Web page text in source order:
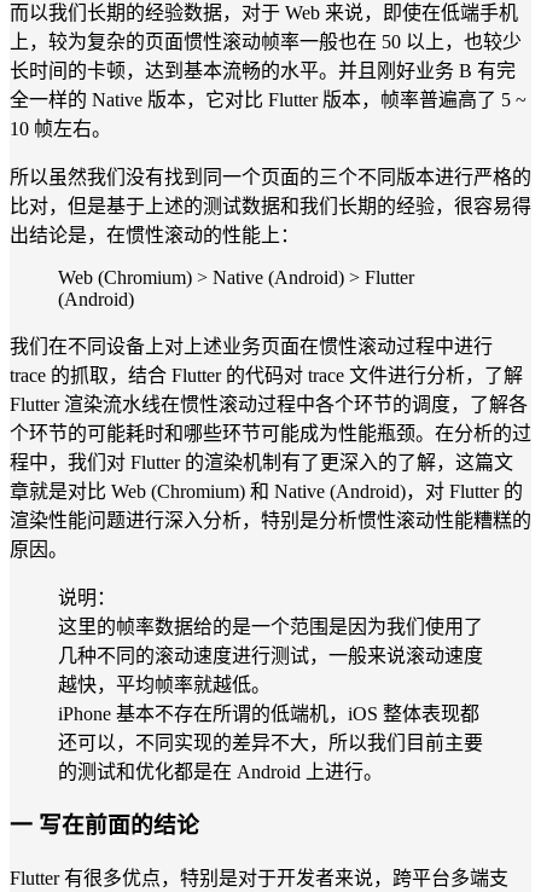
而以我们长期的经验数据，对于 Web 来说，即使在低端手机
上，较为复杂的页面惯性滚动帧率一般也在 50 以上，也较少
长时间的卡顿，达到基本流畅的水平。并且刚好业务 B 有完
全一样的 Native 版本，它对比 Flutter 版本，帧率普遍高了 5 ~
10 帧左右。
所以虽然我们没有找到同一个页面的三个不同版本进行严格的
比对，但是基于上述的测试数据和我们长期的经验，很容易得
出结论是，在惯性滚动的性能上：
Web (Chromium) > Native (Android) > Flutter
(Android)
我们在不同设备上对上述业务页面在惯性滚动过程中进行
trace 的抓取，结合 Flutter 的代码对 trace 文件进行分析，了解
Flutter 渲染流水线在惯性滚动过程中各个环节的调度，了解各
个环节的可能耗时和哪些环节可能成为性能瓶颈。在分析的过
程中，我们对 Flutter 的渲染机制有了更深入的了解，这篇文
章就是对比 Web (Chromium) 和 Native (Android)，对 Flutter 的
渲染性能问题进行深入分析，特别是分析惯性滚动性能糟糕的
原因。
说明：
这里的帧率数据给的是一个范围是因为我们使用了
几种不同的滚动速度进行测试，一般来说滚动速度
越快，平均帧率就越低。
iPhone 基本不存在所谓的低端机，iOS 整体表现都
还可以，不同实现的差异不大，所以我们目前主要
的测试和优化都是在 Android 上进行。
一 写在前面的结论
Flutter 有很多优点，特别是对于开发者来说，跨平台多端支